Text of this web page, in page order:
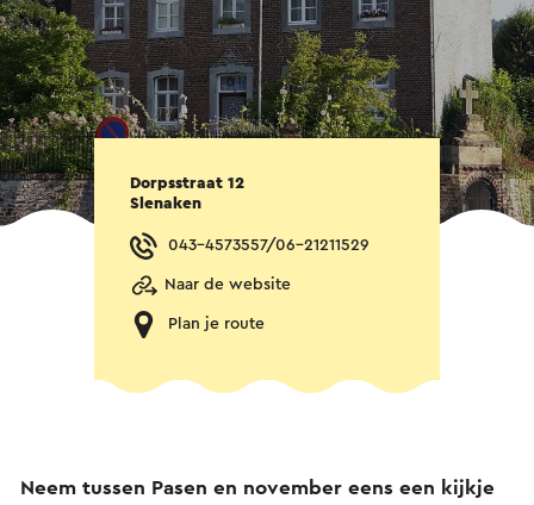
Dorpsstraat 12
Slenaken
043-4573557/06-21211529
Naar de website
Plan je route
Neem tussen Pasen en november eens een kijkje